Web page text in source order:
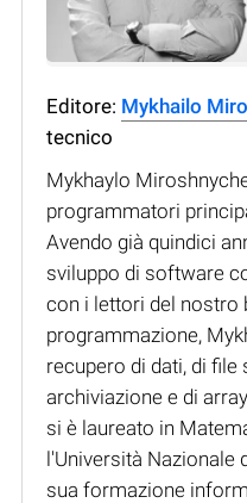
Editore: Mykhailo
tecnico
Mykhaylo
programmatori
Avendo già quindici
sviluppo di software
con i lettori del nostro
programmazione,
recupero di dati, di
archiviazione e di
si è laureato in
l'Università Nazionale
sua formazione